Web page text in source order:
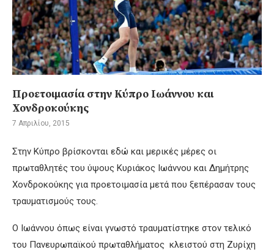
Προετοιμασία στην Κύπρο Ιωάννου και
Χονδροκούκης
7 Απριλίου, 2015
Στην Κύπρο βρίσκονται εδώ και μερικές μέρες οι
πρωταθλητές του ύψους Κυριάκος Ιωάννου και Δημήτρης
Χονδροκούκης για προετοιμασία μετά που ξεπέρασαν τους
τραυματισμούς τους.
Ο Ιωάννου όπως είναι γνωστό τραυματίστηκε στον τελικό
του Πανευρωπαϊκού πρωταθλήματος κλειστού στη Ζυρίχη